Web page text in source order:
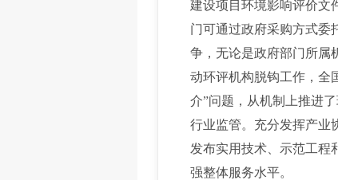
建设项目环境影响评价文
门可通过政府采购方式委
争，无论是政府部门所属
动环评机构脱钩工作，全
介”问题，从机制上推进
行业监管。充分发挥产业
发布实用技术、示范工程
强整体服务水平。